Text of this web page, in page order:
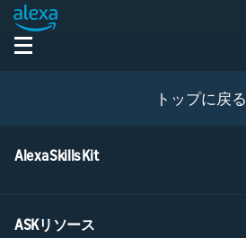
トップに戻る
Alexa Skills Kit
ASKリソース